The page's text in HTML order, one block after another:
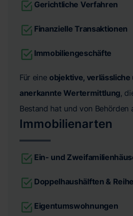
Gerichtliche Verfahren
Finanzielle Transaktionen
Immobiliengeschäfte
Für eine objektive,
anerkannte Wertermittlung,
Bestand hat und von
Immobilienarten
Ein- und
Doppelhaushälften &
Eigentumswohnungen